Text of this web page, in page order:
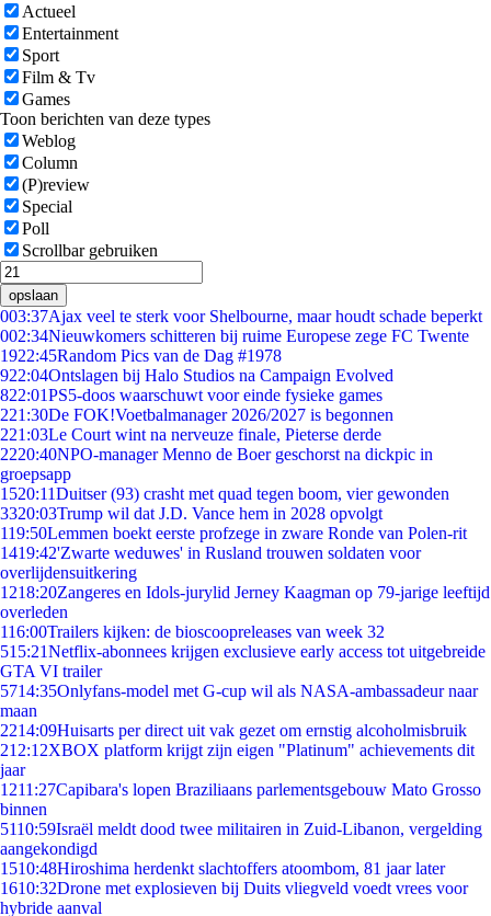
Actueel
Entertainment
Sport
Film & Tv
Games
Toon berichten van deze types
Weblog
Column
(P)review
Special
Poll
Scrollbar gebruiken
opslaan
003:37Ajax veel te sterk voor Shelbourne, maar houdt schade beperkt
002:34Nieuwkomers schitteren bij ruime Europese zege FC Twente
1922:45Random Pics van de Dag #1978
922:04Ontslagen bij Halo Studios na Campaign Evolved
822:01PS5-doos waarschuwt voor einde fysieke games
221:30De FOK!Voetbalmanager 2026/2027 is begonnen
221:03Le Court wint na nerveuze finale, Pieterse derde
2220:40NPO-manager Menno de Boer geschorst na dickpic in
groepsapp
1520:11Duitser (93) crasht met quad tegen boom, vier gewonden
3320:03Trump wil dat J.D. Vance hem in 2028 opvolgt
119:50Lemmen boekt eerste profzege in zware Ronde van Polen-rit
1419:42'Zwarte weduwes' in Rusland trouwen soldaten voor
overlijdensuitkering
1218:20Zangeres en Idols-jurylid Jerney Kaagman op 79-jarige leeftijd
overleden
116:00Trailers kijken: de bioscoopreleases van week 32
515:21Netflix-abonnees krijgen exclusieve early access tot uitgebreide
GTA VI trailer
5714:35Onlyfans-model met G-cup wil als NASA-ambassadeur naar
maan
2214:09Huisarts per direct uit vak gezet om ernstig alcoholmisbruik
212:12XBOX platform krijgt zijn eigen "Platinum" achievements dit
jaar
1211:27Capibara's lopen Braziliaans parlementsgebouw Mato Grosso
binnen
5110:59Israël meldt dood twee militairen in Zuid-Libanon, vergelding
aangekondigd
1510:48Hiroshima herdenkt slachtoffers atoombom, 81 jaar later
1610:32Drone met explosieven bij Duits vliegveld voedt vrees voor
hybride aanval